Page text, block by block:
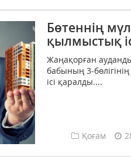
Бөтеннің
қылмыстық
Жаңақорған
бабының 3-
ісі қаралды....
Қоғам